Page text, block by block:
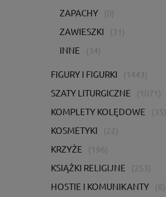
ZAPACHY (0)
ZAWIESZKI (31)
INNE (34)
FIGURY I FIGURKI (1443)
SZATY LITURGICZNE (1071)
KOMPLETY KOLĘDOWE (35)
KOSMETYKI (22)
KRZYŻE (196)
KSIĄŻKI RELIGIJNE (253)
HOSTIE I KOMUNIKANTY (8)
553,66 zł